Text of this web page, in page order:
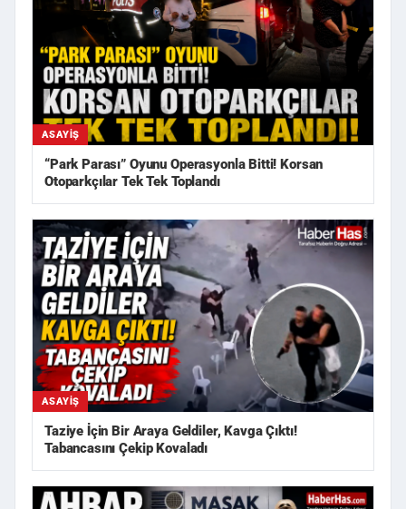
ASAYIŞ
“Park Parası” Oyunu Operasyonla Bitti! Korsan
Otoparkçılar Tek Tek Toplandı
ASAYIŞ
Taziye İçin Bir Araya Geldiler, Kavga Çıktı!
Tabancasını Çekip Kovaladı